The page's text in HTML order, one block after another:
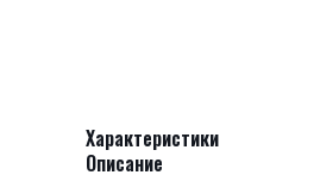
Характеристики
Описание